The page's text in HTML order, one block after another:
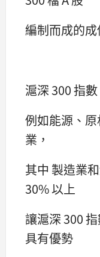
編制而成的成
滬深 300 指
例如能源、
業，
其中 製造業
30% 以上
讓滬深 300
具有優勢